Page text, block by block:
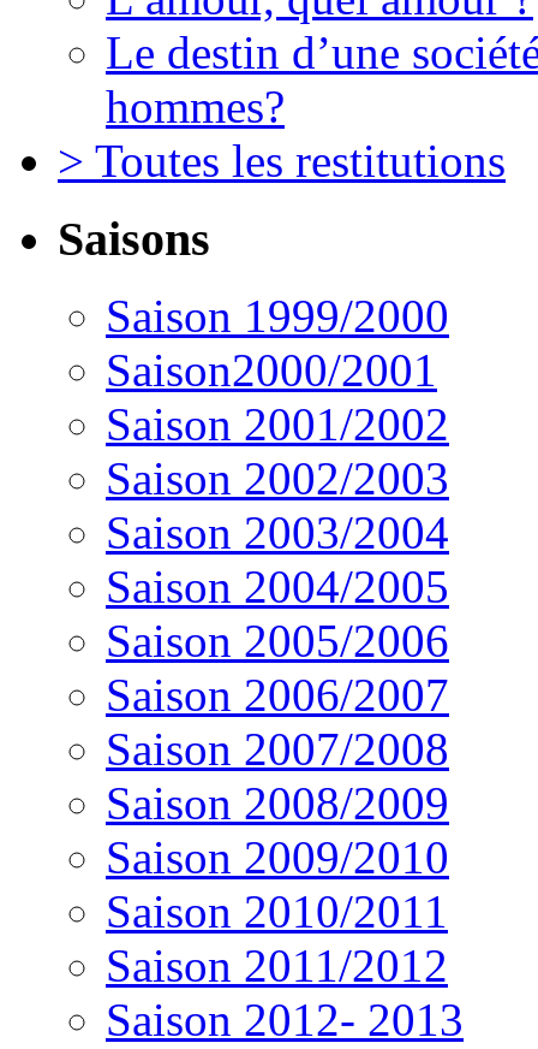
Le destin d’une
hommes?
> Toutes les restitutions
Saisons
Saison 1999/2000
Saison2000/2001
Saison 2001/2002
Saison 2002/2003
Saison 2003/2004
Saison 2004/2005
Saison 2005/2006
Saison 2006/2007
Saison 2007/2008
Saison 2008/2009
Saison 2009/2010
Saison 2010/2011
Saison 2011/2012
Saison 2012- 2013